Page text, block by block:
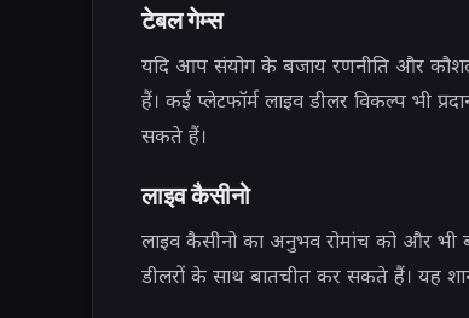
टेबल गेम्स
यदि आप संयोग के बजाय रणनीति और
हैं। कई प्लेटफॉर्म लाइव डीलर विकल्प भी
सकते हैं।
लाइव कैसीनो
लाइव कैसीनो का अनुभव रोमांच को और
डीलरों के साथ बातचीत कर सकते हैं। यह